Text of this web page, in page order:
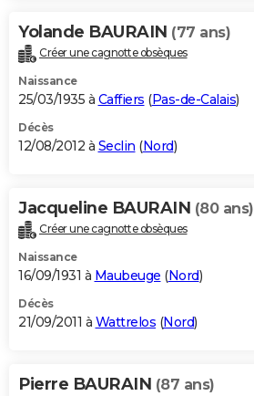
Yolande BAURAIN (77 ans)
Créer une cagnotte obsèques
Naissance
25/03/1935 à Caffiers (Pas-de-Calais)
Décès
12/08/2012 à Seclin (Nord)
Jacqueline BAURAIN (80 ans)
Créer une cagnotte obsèques
Naissance
16/09/1931 à Maubeuge (Nord)
Décès
21/09/2011 à Wattrelos (Nord)
Pierre BAURAIN (87 ans)